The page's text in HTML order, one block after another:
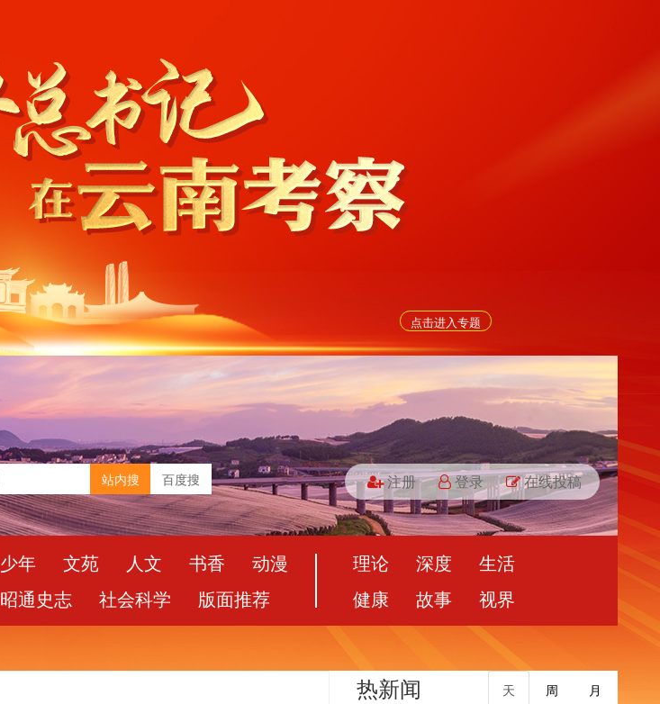
点击进入专题
站内搜 百度搜 注册 登录 在线投稿
少年 文苑 人文 书香
动漫
昭通史志
社会科学 版面推荐
理论 深度
生活
健康
故事 视界
热新闻 月
周
天